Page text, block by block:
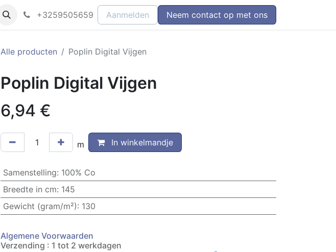
+3259505659 Aanmelden Neem contact op met ons
Alle producten Poplin Digital Vijgen
Poplin Digital Vijgen
6,94 €
m In winkelmandje
Samenstelling: 100% Co
Breedte in cm: 145
Gewicht (gram/m²): 130
Algemene Voorwaarden
Verzending : 1 tot 2 werkdagen